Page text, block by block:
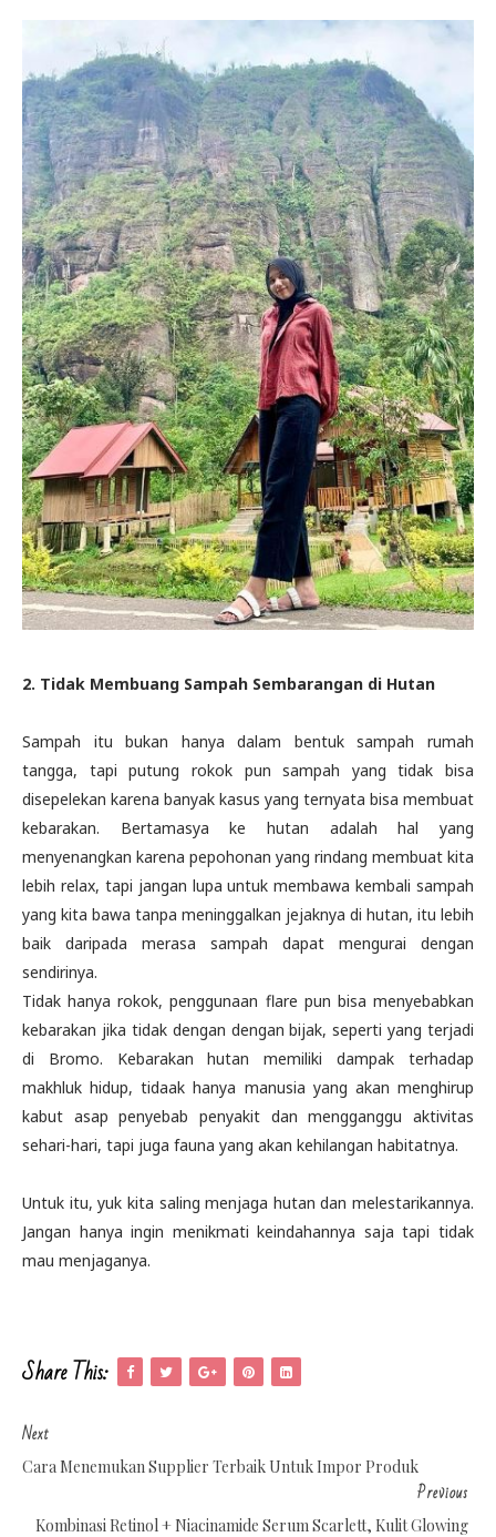
2. Tidak Membuang Sampah Sembarangan di Hutan
Sampah itu bukan hanya dalam bentuk sampah rumah
tangga, tapi putung rokok pun sampah yang tidak bisa
disepelekan karena banyak kasus yang ternyata bisa membuat
kebarakan. Bertamasya ke hutan adalah hal yang
menyenangkan karena pepohonan yang rindang membuat kita
lebih relax, tapi jangan lupa untuk membawa kembali sampah
yang kita bawa tanpa meninggalkan jejaknya di hutan, itu lebih
baik daripada merasa sampah dapat mengurai dengan
sendirinya.
Tidak hanya rokok, penggunaan flare pun bisa menyebabkan
kebarakan jika tidak dengan dengan bijak, seperti yang terjadi
di Bromo. Kebarakan hutan memiliki dampak terhadap
makhluk hidup, tidaak hanya manusia yang akan menghirup
kabut asap penyebab penyakit dan mengganggu aktivitas
sehari-hari, tapi juga fauna yang akan kehilangan habitatnya.
Untuk itu, yuk kita saling menjaga hutan dan melestarikannya.
Jangan hanya ingin menikmati keindahannya saja tapi tidak
mau menjaganya.
Share This:
Next
Cara Menemukan Supplier Terbaik Untuk Impor Produk
Previous
Kombinasi Retinol + Niacinamide Serum Scarlett, Kulit Glowing